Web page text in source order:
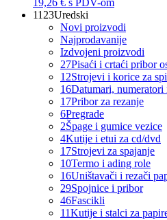
19,26 € s PDV-om
1123Uredski
Novi proizvodi
Najprodavanije
Izdvojeni proizvodi
27Pisaći i crtaći pribor
12Strojevi i korice za
16Datumari, numeratori
17Pribor za rezanje
6Pregrade
2Špage i gumice vezice
4Kutije i etui za cd/dvd
17Strojevi za spajanje
10Termo i ading role
16Uništavači i rezači
29Spojnice i pribor
46Fascikli
11Kutije i stalci za